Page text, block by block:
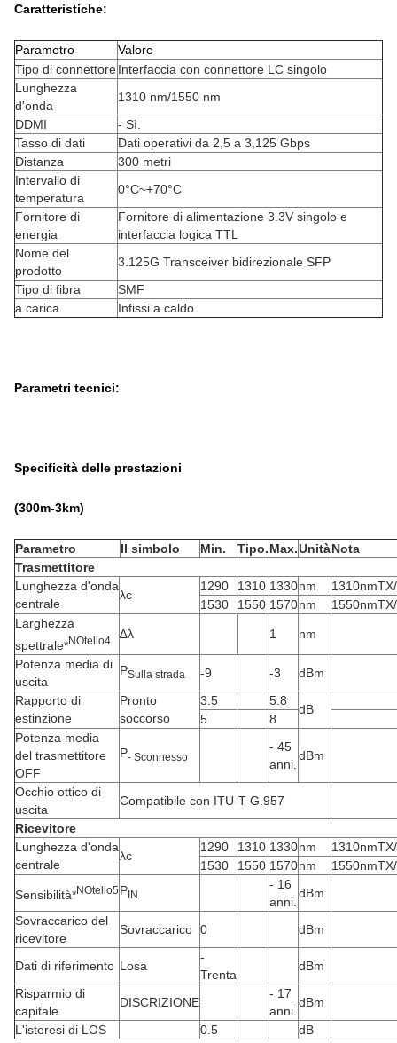
Caratteristiche:
Parametro
Valore
Tipo di connettoreInterfaccia con connettore LC singolo
Lunghezza
d'onda
1310 nm/1550 nm
DDMI
- Sì.
Tasso di dati
Dati operativi da 2,5 a 3,125 Gbps
Distanza
300 metri
Intervallo di
temperatura
0°C~+70°C
Fornitore di
energia
Fornitore di alimentazione 3.3V singolo e
interfaccia logica TTL
Nome del
prodotto
3.125G Transceiver bidirezionale SFP
Tipo di fibra
SMF
a carica
Infissi a caldo
Parametri tecnici:
Specificità delle prestazioni
(300m-3km)
Parametro Il simbolo Min. Tipo.Max.UnitàNota
Trasmettitore
Lunghezza d'onda
centrale
λc
1290 1310 1330nm
1530
1550 1570nm
Larghezza
spettrale*NOtello4 ∆λ 1 nm
Potenza media di
uscita
PSulla strada -9 -3
dBm
Rapporto di
estinzione
Pronto
soccorso
3.5 5.8
dB
5
8
Potenza media
del trasmettitore
OFF
P- Sconnesso
- 45
anni.
dBm
Occhio ottico di
uscita
Compatibile con ITU-T G.957
Ricevitore
Lunghezza d'onda
centrale
λc
1290 1310 1330nm
1530
1550 1570nm
Sensibilità*NOtello5 PIN
- 16
anni.
dBm
Sovraccarico del
ricevitore
Sovraccarico 0 dBm
Dati di riferimento Losa
-
Trenta
dBm
Risparmio di
capitale
DISCRIZIONE
- 17
anni.
dBm
L'isteresi di LOS
0.5 dB